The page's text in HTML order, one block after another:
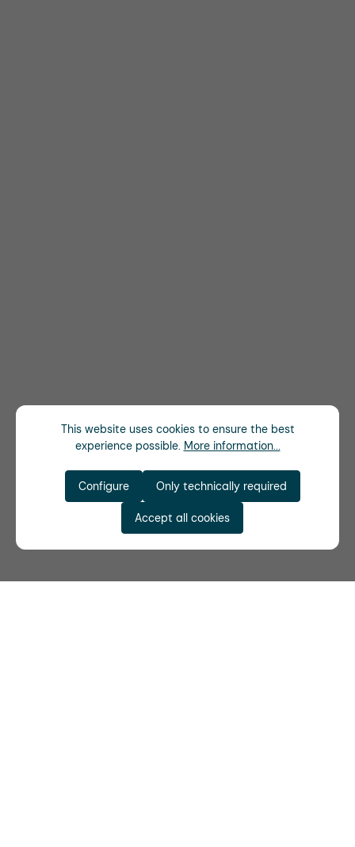
This website uses cookies to ensure the best
experience possible. More information...
Only technically required
Configure
Accept all cookies